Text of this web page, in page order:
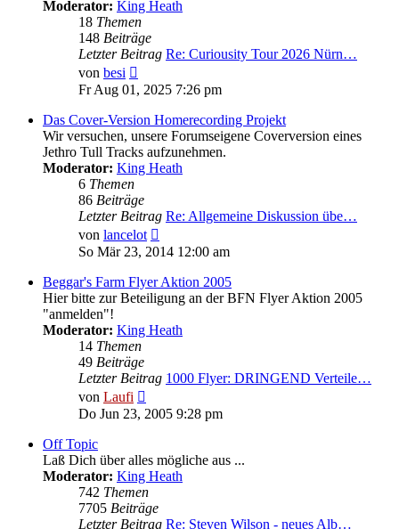
Moderator: King Heath
18 Themen
148 Beiträge
Letzter Beitrag Re: Curiousity Tour 2026 Nürn…
von besi
Beitrag
Fr Aug 01, 2025 7:26 pm
Das Cover-Version Homerecording Projekt
Wir versuchen, unsere Forumseigene Coverversion eines
Jethro Tull Tracks aufzunehmen.
Moderator: King Heath
6 Themen
86 Beiträge
Letzter Beitrag Re: Allgemeine Diskussion übe…
von lancelot
Beitrag
So Mär 23, 2014 12:00 am
Beggar's Farm Flyer Aktion 2005
Hier bitte zur Beteiligung an der BFN Flyer Aktion 2005
"anmelden"!
Moderator: King Heath
14 Themen
49 Beiträge
Letzter Beitrag 1000 Flyer: DRINGEND Verteile…
von Laufi
Beitrag
Do Jun 23, 2005 9:28 pm
Off Topic
Laß Dich über alles mögliche aus ...
Moderator: King Heath
742 Themen
7705 Beiträge
Letzter Beitrag Re: Steven Wilson - neues Alb…